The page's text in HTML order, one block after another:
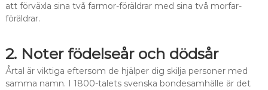
att förväxla sina två farmor-föräldrar med sina två morfar-
föräldrar.
2. Noter födelseår och dödsår
Årtal är viktiga eftersom de hjälper dig skilja personer med
samma namn. I 1800-talets svenska bondesamhälle är det